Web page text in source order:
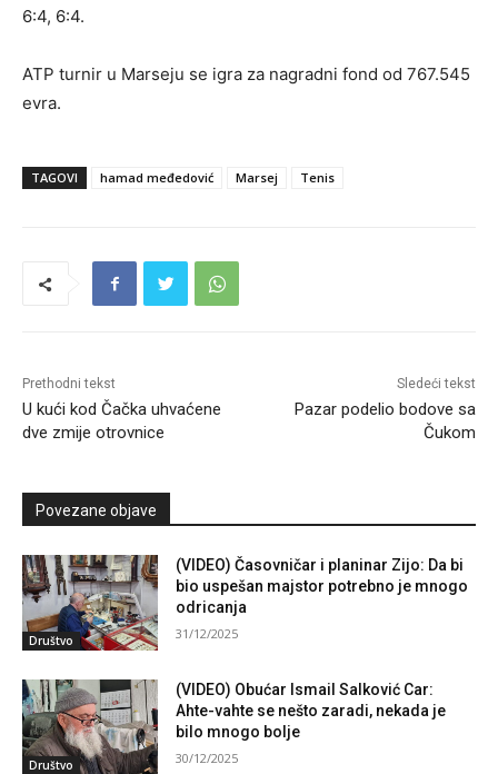
6:4, 6:4.
ATP turnir u Marseju se igra za nagradni fond od 767.545
evra.
TAGOVI hamad međedović Marsej Tenis
Prethodni tekst
U kući kod Čačka uhvaćene
dve zmije otrovnice
Sledeći tekst
Pazar podelio bodove sa
Čukom
Povezane objave
Društvo
(VIDEO) Časovničar i planinar Zijo: Da bi
bio uspešan majstor potrebno je mnogo
odricanja
31/12/2025
Društvo
(VIDEO) Obućar Ismail Salković Car:
Ahte-vahte se nešto zaradi, nekada je
bilo mnogo bolje
30/12/2025